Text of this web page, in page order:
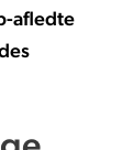
afledte